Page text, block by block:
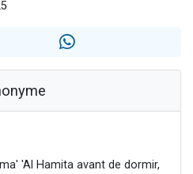
musiques dans Torah-Box Music
2 personnes viennent de nous rejoindre sur WhatsApp
'Al Hamita avant de dormir,